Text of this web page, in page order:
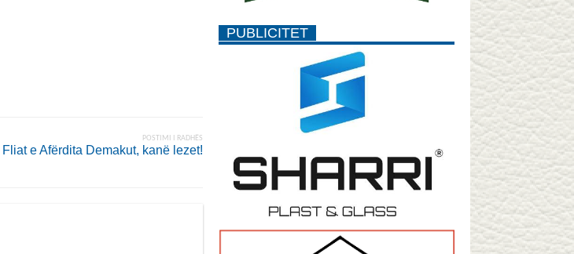
POSTIMI I RADHËS
Fliat e Afërdita Demakut, kanë lezet!
PUBLICITET